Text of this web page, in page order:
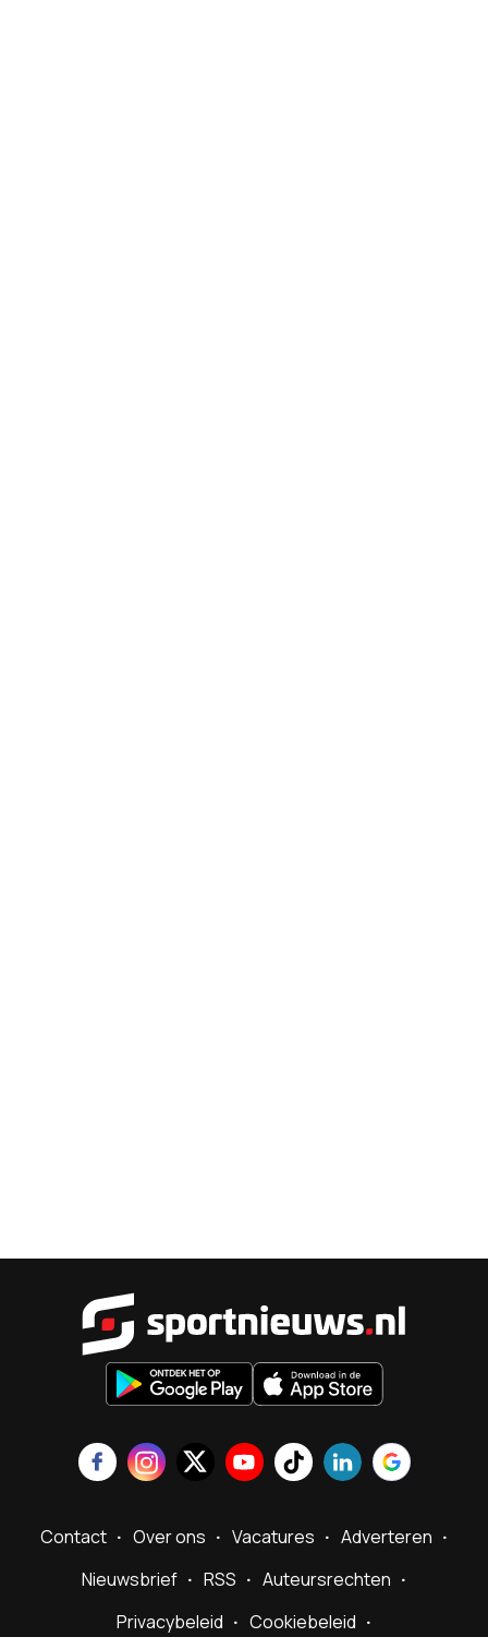
Contact Over ons Vacatures
Adverteren
Nieuwsbrief
RSS
Auteursrechten
Privacybeleid
Cookiebeleid